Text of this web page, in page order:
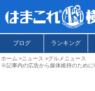
ブログ ランキング
ホーム ニュース
グルメニュース
※記事内の広告から媒体維持のために